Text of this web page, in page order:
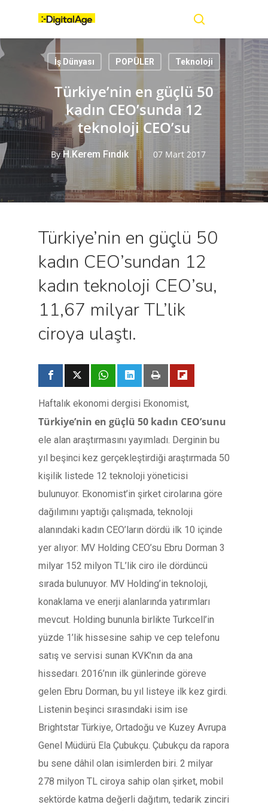
content
İş Dünyası POPÜLER Teknoloji
Türkiye’nin en güçlü 50
kadın CEO’sunda 12
teknoloji CEO’su
By H.Kerem Fındık 07 Mart 2017
Türkiye’nin en güçlü 50
kadın CEO’sundan 12
kadın teknoloji CEO’su,
11,67 milyar TL’lik
ciroya ulaştı.
Haftalık ekonomi dergisi Ekonomist,
Türkiye’nin en güçlü 50 kadın CEO’sunu
ele alan araştırmasını yayımladı. Derginin bu
yıl beşinci kez gerçekleştirdiği araştırmada 50
kişilik listede 12 teknoloji yöneticisi
bulunuyor. Ekonomist’in şirket cirolarına göre
dağılımını yaptığı çalışmada, teknoloji
alanındaki kadın CEO’ların dördü ilk 10 içinde
yer alıyor: MV Holding CEO’su Ebru Dorman 3
milyar 152 milyon TL’lik ciro ile dördüncü
sırada bulunuyor. MV Holding’in teknoloji,
konaklama ve enerji alanlarında yatırımları
mevcut. Holding bununla birlikte Turkcell’in
yüzde 1’lik hissesine sahip ve cep telefonu
satış ve servisi sunan KVK’nın da ana
hissedarı. 2016’nın ilk günlerinde göreve
gelen Ebru Dorman, bu yıl listeye ilk kez girdi.
Listenin beşinci sırasındaki isim ise
Brightstar Türkiye, Ortadoğu ve Kuzey Avrupa
Genel Müdürü Ela Çubukçu. Çubukçu da rapora
bu sene dâhil olan isimlerden biri. 2 milyar
278 milyon TL ciroya sahip olan şirket, mobil
sektörde katma değerli dağıtım, tedarik zinciri